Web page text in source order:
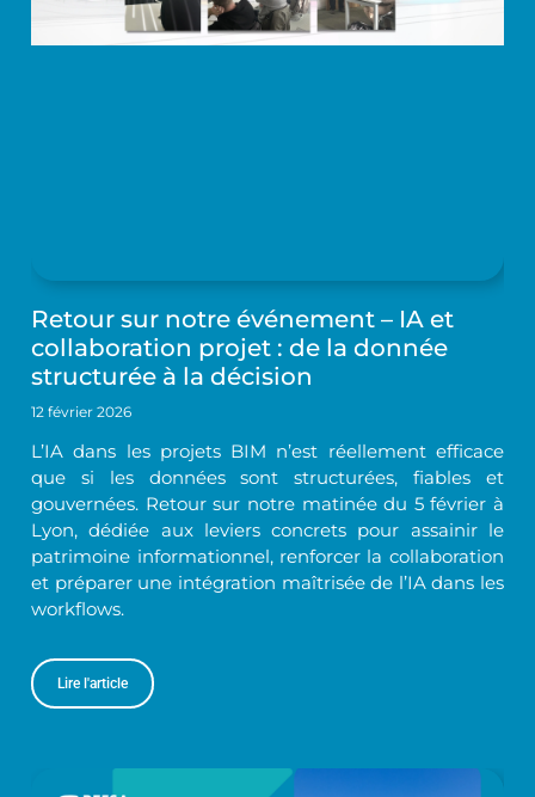
Retour sur notre événement – IA et
collaboration projet : de la donnée
structurée à la décision
12 février 2026
L’IA dans les projets BIM n’est réellement efficace
que si les données sont structurées, fiables et
gouvernées. Retour sur notre matinée du 5 février à
Lyon, dédiée aux leviers concrets pour assainir le
patrimoine informationnel, renforcer la collaboration
et préparer une intégration maîtrisée de l’IA dans les
workflows.
Lire l'article